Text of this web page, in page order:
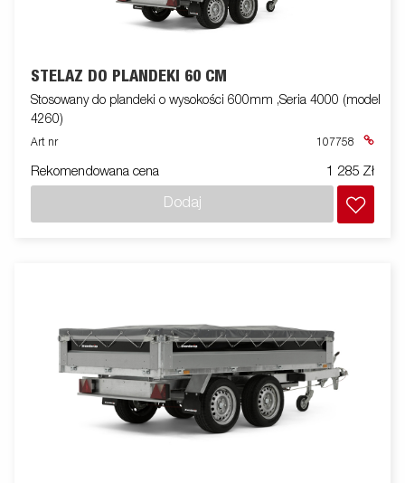
STELAŻ DO PLANDEKI 60 CM
Stosowany do plandeki o wysokości 600mm ,Seria 4000 (model
4260)
Art nr 107758
Rekomendowana cena 1 285 Zł
Dodaj